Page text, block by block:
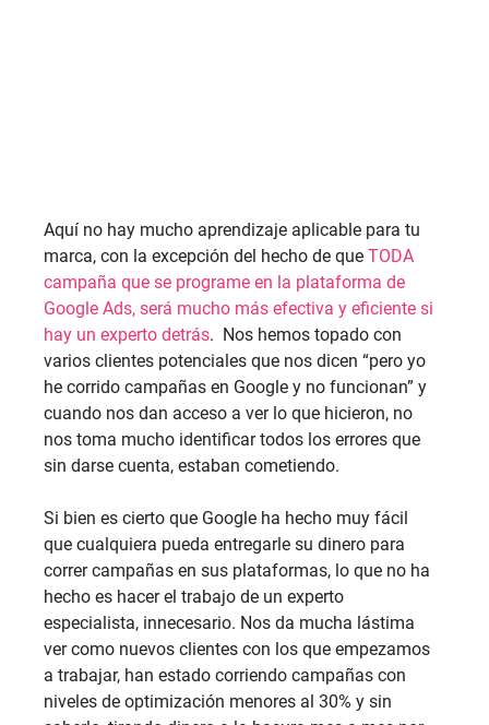
Aquí no hay mucho aprendizaje aplicable para tu
marca, con la excepción del hecho de que TODA
campaña que se programe en la plataforma de
Google Ads, será mucho más efectiva y eficiente si
hay un experto detrás.  Nos hemos topado con
varios clientes potenciales que nos dicen “pero yo
he corrido campañas en Google y no funcionan” y
cuando nos dan acceso a ver lo que hicieron, no
nos toma mucho identificar todos los errores que
sin darse cuenta, estaban cometiendo.
Si bien es cierto que Google ha hecho muy fácil
que cualquiera pueda entregarle su dinero para
correr campañas en sus plataformas, lo que no ha
hecho es hacer el trabajo de un experto
especialista, innecesario. Nos da mucha lástima
ver como nuevos clientes con los que empezamos
a trabajar, han estado corriendo campañas con
niveles de optimización menores al 30% y sin